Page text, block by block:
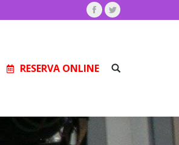
Facebook
Twitter
RESERVA ONLINE Buscar: